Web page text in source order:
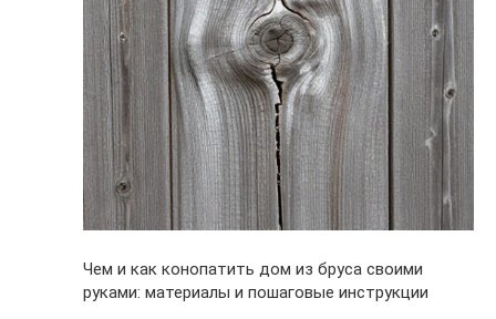
Чем и как конопатить дом из бруса своими
руками: материалы и пошаговые инструкции